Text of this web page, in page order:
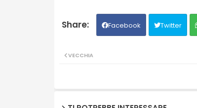
Facebook Twitter
VECCHIA